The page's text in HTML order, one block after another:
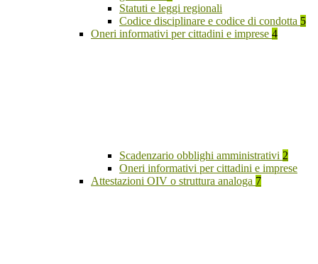
Statuti e leggi regionali
Codice disciplinare e codice di condotta 5
Oneri informativi per cittadini e imprese 4
Scadenzario obblighi amministrativi 2
Oneri informativi per cittadini e imprese
Attestazioni OIV o struttura analoga 7